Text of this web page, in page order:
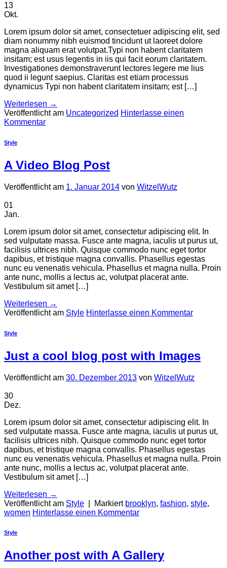
13
Okt.
Lorem ipsum dolor sit amet, consectetuer adipiscing elit, sed
diam nonummy nibh euismod tincidunt ut laoreet dolore
magna aliquam erat volutpat.Typi non habent claritatem
insitam; est usus legentis in iis qui facit eorum claritatem.
Investigationes demonstraverunt lectores legere me lius
quod ii legunt saepius. Claritas est etiam processus
dynamicus Typi non habent claritatem insitam; est […]
Weiterlesen →
Veröffentlicht am Uncategorized Hinterlasse einen
Kommentar
Style
A Video Blog Post
Veröffentlicht am 1. Januar 2014 von WitzelWutz
01
Jan.
Lorem ipsum dolor sit amet, consectetur adipiscing elit. In
sed vulputate massa. Fusce ante magna, iaculis ut purus ut,
facilisis ultrices nibh. Quisque commodo nunc eget tortor
dapibus, et tristique magna convallis. Phasellus egestas
nunc eu venenatis vehicula. Phasellus et magna nulla. Proin
ante nunc, mollis a lectus ac, volutpat placerat ante.
Vestibulum sit amet […]
Weiterlesen →
Veröffentlicht am Style Hinterlasse einen Kommentar
Style
Just a cool blog post with Images
Veröffentlicht am 30. Dezember 2013 von WitzelWutz
30
Dez.
Lorem ipsum dolor sit amet, consectetur adipiscing elit. In
sed vulputate massa. Fusce ante magna, iaculis ut purus ut,
facilisis ultrices nibh. Quisque commodo nunc eget tortor
dapibus, et tristique magna convallis. Phasellus egestas
nunc eu venenatis vehicula. Phasellus et magna nulla. Proin
ante nunc, mollis a lectus ac, volutpat placerat ante.
Vestibulum sit amet […]
Weiterlesen →
Veröffentlicht am Style Markiert brooklyn, fashion, style,
women Hinterlasse einen Kommentar
Style
Another post with A Gallery